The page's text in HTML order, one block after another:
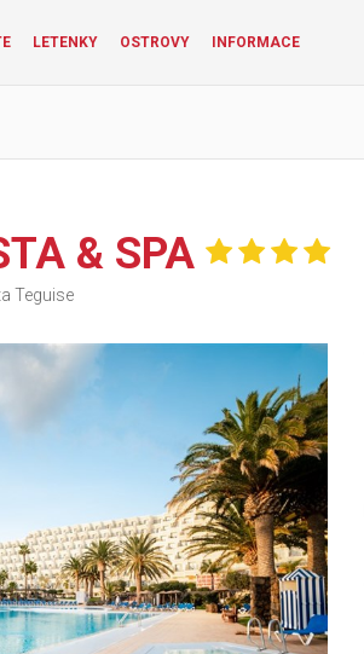
LETENKY OSTROVY INFORMACE
& SPA
Teguise